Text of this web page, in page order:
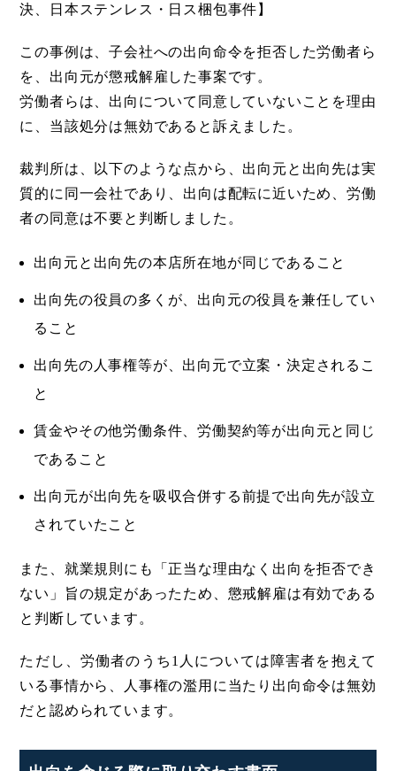
決、日本ステンレス・日ス梱包事件】
この事例は、子会社への出向命令を拒否した労働者ら
を、出向元が懲戒解雇した事案です。
労働者らは、出向について同意していないことを理由
に、当該処分は無効であると訴えました。
裁判所は、以下のような点から、出向元と出向先は実
質的に同一会社であり、出向は配転に近いため、労働
者の同意は不要と判断しました。
出向元と出向先の本店所在地が同じであること
出向先の役員の多くが、出向元の役員を兼任してい
ること
出向先の人事権等が、出向元で立案・決定されるこ
と
賃金やその他労働条件、労働契約等が出向元と同じ
であること
出向元が出向先を吸収合併する前提で出向先が設立
されていたこと
また、就業規則にも「正当な理由なく出向を拒否でき
ない」旨の規定があったため、懲戒解雇は有効である
と判断しています。
ただし、労働者のうち1人については障害者を抱えて
いる事情から、人事権の濫用に当たり出向命令は無効
だと認められています。